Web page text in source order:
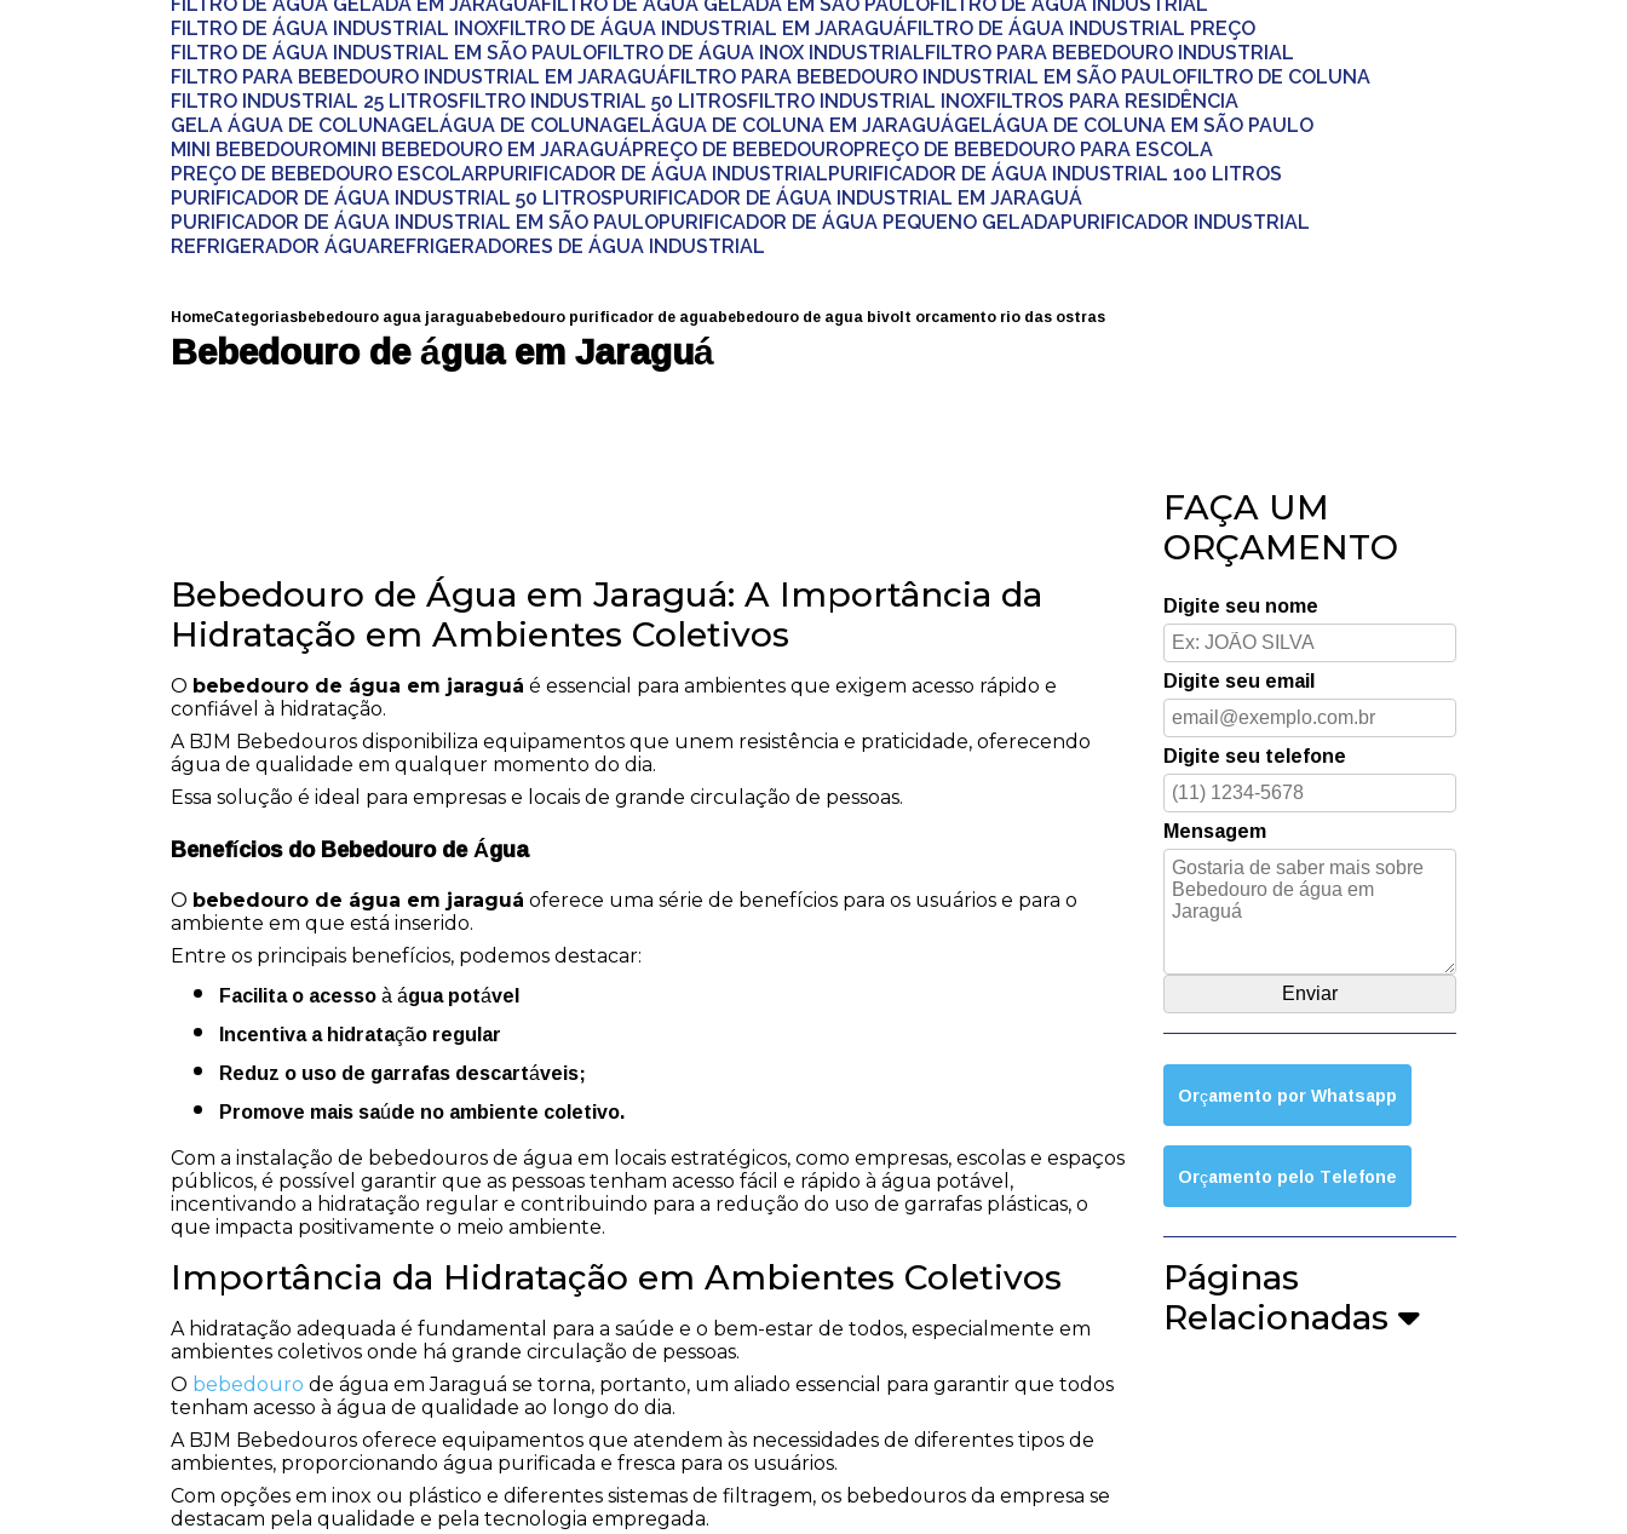
FILTRO DE ÁGUA INDUSTRIAL INOX FILTRO DE ÁGUA INDUSTRIAL EM JARAGUÁ FILTRO DE ÁGUA INDUSTRIAL PREÇO
FILTRO DE ÁGUA INDUSTRIAL EM SÃO PAULO FILTRO DE ÁGUA INOX INDUSTRIAL FILTRO PARA BEBEDOURO INDUSTRIAL
FILTRO PARA BEBEDOURO INDUSTRIAL EM JARAGUÁ FILTRO PARA BEBEDOURO INDUSTRIAL EM SÃO PAULO FILTRO DE COLUNA
FILTRO INDUSTRIAL 25 LITROS FILTRO INDUSTRIAL 50 LITROS FILTRO INDUSTRIAL INOX FILTROS PARA RESIDÊNCIA
GELA ÁGUA DE COLUNA
GELÁGUA DE COLUNA GELÁGUA DE COLUNA EM JARAGUÁ
GELÁGUA DE COLUNA EM SÃO PAULO
MINI BEBEDOURO
MINI BEBEDOURO EM JARAGUÁ PREÇO DE BEBEDOURO PREÇO DE BEBEDOURO PARA ESCOLA
PREÇO DE BEBEDOURO ESCOLAR
PURIFICADOR DE ÁGUA INDUSTRIAL
PURIFICADOR DE ÁGUA INDUSTRIAL 100 LITROS
PURIFICADOR DE ÁGUA INDUSTRIAL 50 LITROS
PURIFICADOR DE ÁGUA INDUSTRIAL EM JARAGUÁ
PURIFICADOR DE ÁGUA INDUSTRIAL EM SÃO PAULO PURIFICADOR DE ÁGUA PEQUENO GELADA PURIFICADOR INDUSTRIAL
REFRIGERADOR ÁGUA
REFRIGERADORES DE ÁGUA INDUSTRIAL
HomeCategoriasbebedouro agua jaraguabebedouro purificador de aguabebedouro de agua bivolt orcamento rio das ostras
Bebedouro de água em Jaraguá
Bebedouro de Água em Jaraguá: A Importância da
Hidratação em Ambientes Coletivos
O bebedouro de água em jaraguá é essencial para ambientes que exigem acesso rápido e
confiável à hidratação.
A BJM Bebedouros disponibiliza equipamentos que unem resistência e praticidade, oferecendo
água de qualidade em qualquer momento do dia.
Essa solução é ideal para empresas e locais de grande circulação de pessoas.
Benefícios do Bebedouro de Água
O bebedouro de água em jaraguá oferece uma série de benefícios para os usuários e para o
ambiente em que está inserido.
Entre os principais benefícios, podemos destacar:
Facilita o acesso à água potável
Incentiva a hidratação regular
Reduz o uso de garrafas descartáveis;
Promove mais saúde no ambiente coletivo.
Com a instalação de bebedouros de água em locais estratégicos, como empresas, escolas e espaços
públicos, é possível garantir que as pessoas tenham acesso fácil e rápido à água potável,
incentivando a hidratação regular e contribuindo para a redução do uso de garrafas plásticas, o
que impacta positivamente o meio ambiente.
Importância da Hidratação em Ambientes Coletivos
A hidratação adequada é fundamental para a saúde e o bem-estar de todos, especialmente em
ambientes coletivos onde há grande circulação de pessoas.
O bebedouro de água em Jaraguá se torna, portanto, um aliado essencial para garantir que todos
tenham acesso à água de qualidade ao longo do dia.
A BJM Bebedouros oferece equipamentos que atendem às necessidades de diferentes tipos de
ambientes, proporcionando água purificada e fresca para os usuários.
Com opções em inox ou plástico e diferentes sistemas de filtragem, os bebedouros da empresa se
destacam pela qualidade e pela tecnologia empregada.
FAÇA UM
ORÇAMENTO
Digite seu nome
Digite seu email
Digite seu telefone
Mensagem
Orçamento por Whatsapp
Orçamento pelo Telefone
Páginas
Relacionadas